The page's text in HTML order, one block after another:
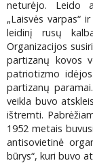
neturėjo. Leido
„Laisvės varpas“
leidinį rusų
Organizacijos
partizanų kovos
patriotizmo
partizanų
veikla buvo
ištremti.
1952 metais
antisovietinė
būrys“, kuri buvo